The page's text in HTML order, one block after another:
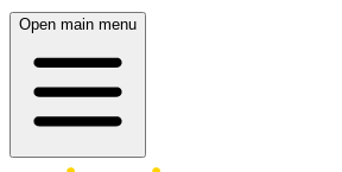
Open main menu